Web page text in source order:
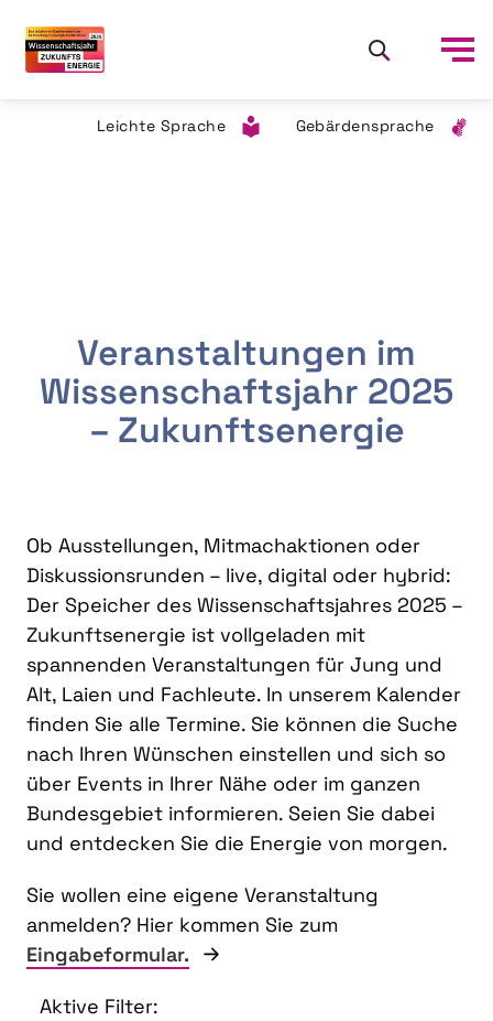
Leichte Sprache Gebärdensprache
Veranstaltungen im
Wissenschaftsjahr 2025
– Zukunftsenergie
Ob Ausstellungen, Mitmachaktionen oder
Diskussionsrunden – live, digital oder hybrid:
Der Speicher des Wissenschaftsjahres 2025 –
Zukunftsenergie ist vollgeladen mit
spannenden Veranstaltungen für Jung und
Alt, Laien und Fachleute. In unserem Kalender
finden Sie alle Termine. Sie können die Suche
nach Ihren Wünschen einstellen und sich so
über Events in Ihrer Nähe oder im ganzen
Bundesgebiet informieren. Seien Sie dabei
und entdecken Sie die Energie von morgen.
Sie wollen eine eigene Veranstaltung
anmelden? Hier kommen Sie zum
Eingabeformular.
Aktive Filter: